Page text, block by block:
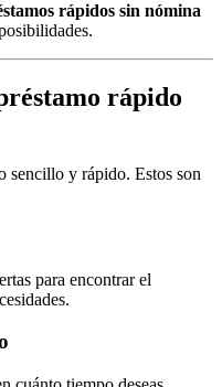
rápidos sin nómina
rápido
sencillo y rápido. Estos son
para encontrar el